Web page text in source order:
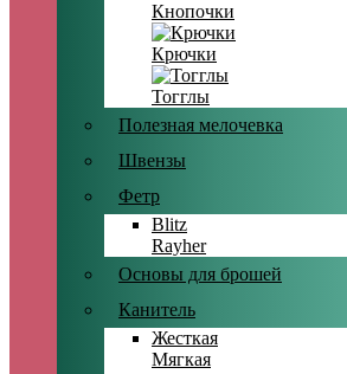
Кнопочки
Крючки
Тогглы
Полезная мелочевка
Швензы
Фетр
Blitz
Rayher
Основы для брошей
Канитель
Жесткая
Мягкая